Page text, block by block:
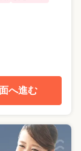
へ進む